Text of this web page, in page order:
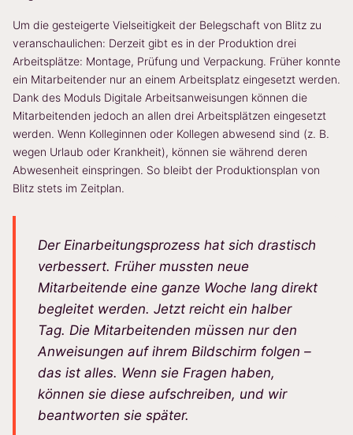
Um die gesteigerte Vielseitigkeit der Belegschaft von Blitz zu
veranschaulichen: Derzeit gibt es in der Produktion drei
Arbeitsplätze: Montage, Prüfung und Verpackung. Früher konnte
ein Mitarbeitender nur an einem Arbeitsplatz eingesetzt werden.
Dank des Moduls Digitale Arbeitsanweisungen können die
Mitarbeitenden jedoch an allen drei Arbeitsplätzen eingesetzt
werden. Wenn Kolleginnen oder Kollegen abwesend sind (z. B.
wegen Urlaub oder Krankheit), können sie während deren
Abwesenheit einspringen. So bleibt der Produktionsplan von
Blitz stets im Zeitplan.
Der Einarbeitungsprozess hat sich drastisch
verbessert. Früher mussten neue
Mitarbeitende eine ganze Woche lang direkt
begleitet werden. Jetzt reicht ein halber
Tag. Die Mitarbeitenden müssen nur den
Anweisungen auf ihrem Bildschirm folgen –
das ist alles. Wenn sie Fragen haben,
können sie diese aufschreiben, und wir
beantworten sie später.